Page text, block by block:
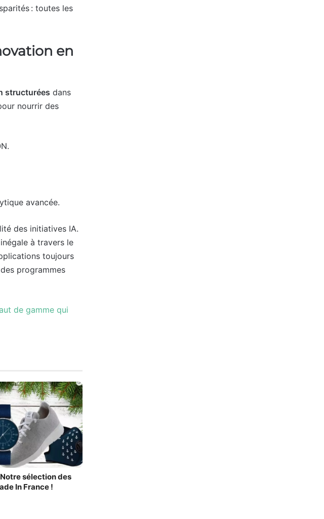
: toutes les
en
structurées dans
nourrir des
avancée.
des initiatives IA.
à travers le
toujours
programmes
de gamme qui
sélection des
In France !